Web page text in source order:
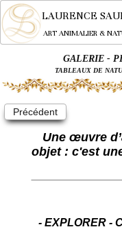
LAURENCE
ART ANIMALIER &
NYMPHEUS
OEUVRES
BECASSE
NEWS
GALERIE -
TABLEAUX DE
Précédent
Une œuvre
objet : c'est
- EXPLORER -